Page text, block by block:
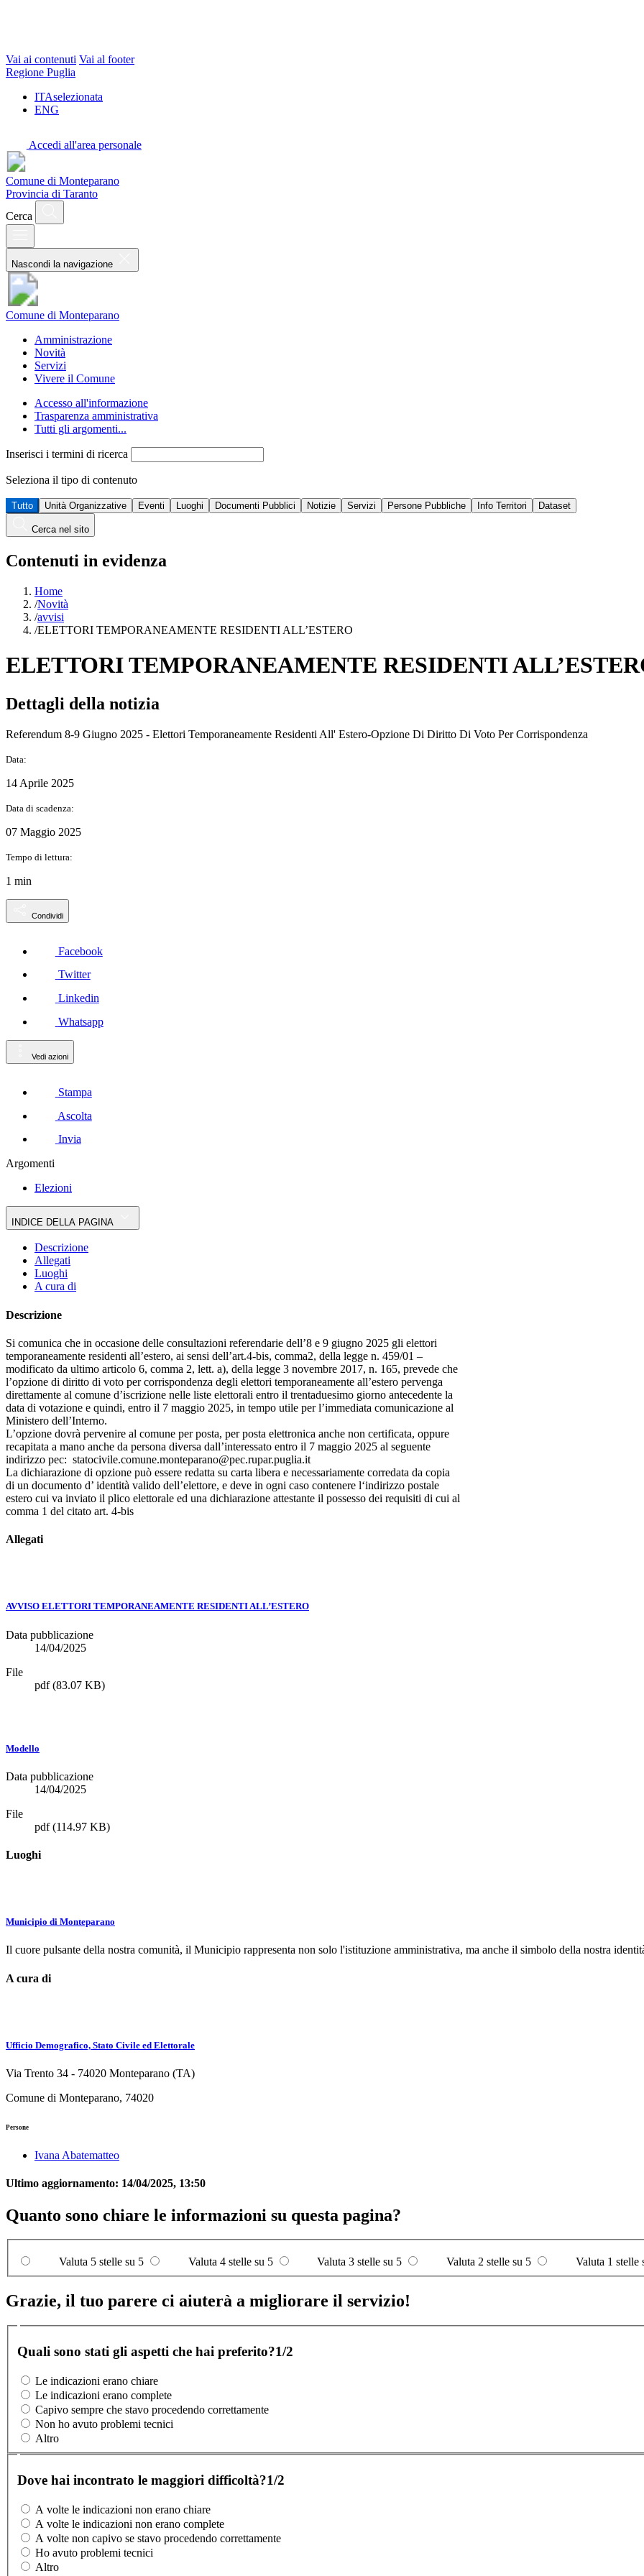
Vai ai contenuti Vai al footer
Regione Puglia
ITAselezionata
ENG
Accedi all'area personale
Comune di Monteparano
Provincia di Taranto
Cerca
Nascondi la navigazione
Comune di Monteparano
Amministrazione
Novità
Servizi
Vivere il Comune
Accesso all'informazione
Trasparenza amministrativa
Tutti gli argomenti...
Inserisci i termini di ricerca
Seleziona il tipo di contenuto
Tutto Unità Organizzative Eventi Luoghi Documenti Pubblici Notizie Servizi Persone Pubbliche Info Territori Dataset
Cerca nel sito
Contenuti in evidenza
Home
/Novità
/avvisi
/ELETTORI TEMPORANEAMENTE RESIDENTI ALL’ESTERO
ELETTORI TEMPORANEAMENTE RESIDENTI
Dettagli della notizia
Referendum 8-9 Giugno 2025 - Elettori Temporaneamente Residenti All' Estero-Opzione Di Diritto Di Voto Per Corrispondenza
Data:
14 Aprile 2025
Data di scadenza:
07 Maggio 2025
Tempo di lettura:
1 min
Condividi
Facebook
Twitter
Linkedin
Whatsapp
Vedi azioni
Stampa
Ascolta
Invia
Argomenti
Elezioni
INDICE DELLA PAGINA
Descrizione
Allegati
Luoghi
A cura di
Descrizione
Si comunica che in occasione delle consultazioni referendarie dell’8 e 9 giugno 2025 gli elettori
temporaneamente residenti all’estero, ai sensi dell’art.4-bis, comma2, della legge n. 459/01 –
modificato da ultimo articolo 6, comma 2, lett. a), della legge 3 novembre 2017, n. 165, prevede che
l’opzione di diritto di voto per corrispondenza degli elettori temporaneamente all’estero pervenga
direttamente al comune d’iscrizione nelle liste elettorali entro il trentaduesimo giorno antecedente la
data di votazione e quindi, entro il 7 maggio 2025, in tempo utile per l’immediata comunicazione al
Ministero dell’Interno.
L’opzione dovrà pervenire al comune per posta, per posta elettronica anche non certificata, oppure
recapitata a mano anche da persona diversa dall’interessato entro il 7 maggio 2025 al seguente
indirizzo pec: statocivile.comune.monteparano@pec.rupar.puglia.it
La dichiarazione di opzione può essere redatta su carta libera e necessariamente corredata da copia
di un documento d’ identità valido dell’elettore, e deve in ogni caso contenere l‘indirizzo postale
estero cui va inviato il plico elettorale ed una dichiarazione attestante il possesso dei requisiti di cui al
comma 1 del citato art. 4-bis
Allegati
AVVISO ELETTORI TEMPORANEAMENTE RESIDENTI ALL’ESTERO
Data pubblicazione
14/04/2025
File
pdf(83.07 KB)
Modello
Data pubblicazione
14/04/2025
File
pdf(114.97 KB)
Luoghi
Municipio di Monteparano
Il cuore pulsante della nostra comunità, il Municipio rappresenta non solo l'istituzione amministrativa, ma anche il simbolo della nostra
A cura di
Ufficio Demografico, Stato Civile ed Elettorale
Via Trento 34 - 74020 Monteparano (TA)
Comune di Monteparano, 74020
Persone
Ivana Abatematteo
Ultimo aggiornamento: 14/04/2025, 13:50
Quanto sono chiare le informazioni su questa pagina?
Valuta 5 stelle su 5 Valuta 4 stelle su 5 Valuta 3 stelle su 5 Valuta 2 stelle su 5 Valuta 1 stelle
Grazie, il tuo parere ci aiuterà a migliorare il servizio!
Quali sono stati gli aspetti che hai preferito?1/2
Le indicazioni erano chiare
Le indicazioni erano complete
Capivo sempre che stavo procedendo correttamente
Non ho avuto problemi tecnici
Altro
Dove hai incontrato le maggiori difficoltà?1/2
A volte le indicazioni non erano chiare
A volte le indicazioni non erano complete
A volte non capivo se stavo procedendo correttamente
Ho avuto problemi tecnici
Altro